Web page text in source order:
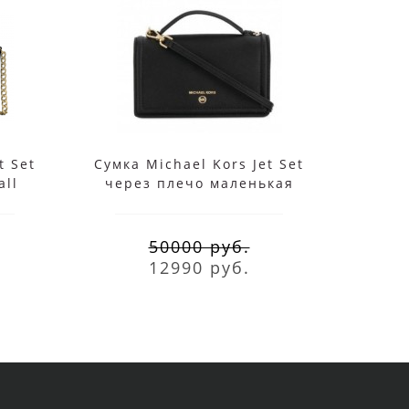
Set
Сумка Michael Kors Jet Set
через плечо маленькая
50000 руб.
12990 руб.